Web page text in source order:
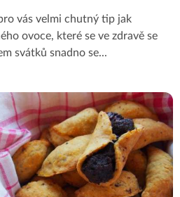
vás velmi chutný tip jak
ovoce, které se ve zdravě se
svátků snadno se...